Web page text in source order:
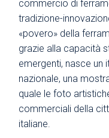
commercio di
tradizione-
«povero» della
grazie alla capacità
emergenti, nasce un
nazionale, una
quale le foto
commerciali della
italiane.